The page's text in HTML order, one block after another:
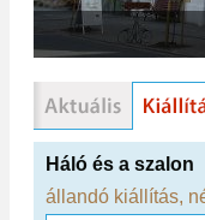
Háló és a szalon
állandó kiállítás,